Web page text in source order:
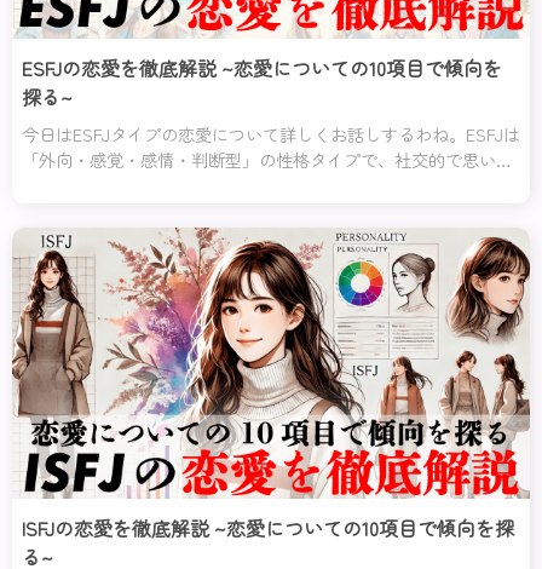
ESFJの恋愛を徹底解説 ~恋愛についての10項目で傾向を
探る~
今日はESFJタイプの恋愛について詳しくお話しするわね。ESFJは
「外向・感覚・感情・判断型」の性格タイプで、社交的で思いや
ISFJの恋愛を徹底解説 ~恋愛についての10項目で傾向を探
る~